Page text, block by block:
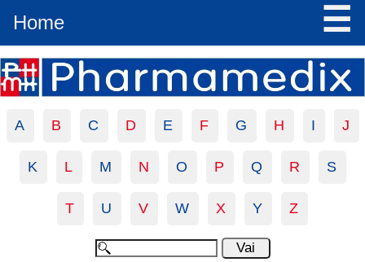
Home ☰
A B C D E F G H I J
K L M N O P Q R S
T U V W X Y Z